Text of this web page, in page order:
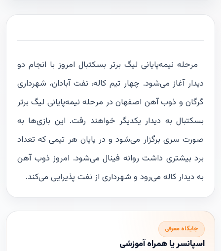
مرحله نیمه‌پایانی لیگ برتر بسکتبال امروز با انجام دو
دیدار آغاز می‌شود. چهار تیم کاله، نفت آبادان، شهرداری
گرگان و ذوب آهن اصفهان در مرحله نیمه‌پایانی لیگ برتر
بسکتبال به دیدار یکدیگر خواهند رفت. این بازی‌ها به
صورت سری برگزار می‌شود و در پایان هر تیمی که تعداد
برد بیشتری داشت روانه فینال می‌شود. امروز ذوب آهن
به دیدار کاله می‌رود و شهرداری از نفت پذیرایی می‌کند.
جایگاه معرفی
اسپانسر یا همراه آموزشی